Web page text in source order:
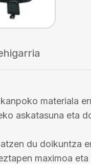
materiala
askatasuna eta
du doikuntza
maximoa